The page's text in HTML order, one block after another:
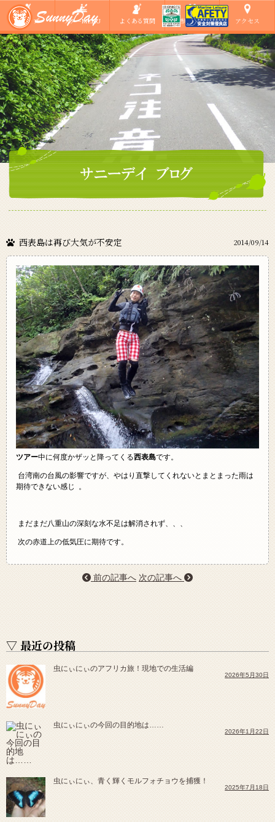
ショップ ツアーMENU よくある質問 ご参加の方へ アクセス
西表島は再び大気が不安定 2014/09/14
ツアー中に何度かザッと降ってくる西表島です。
台湾南の台風の影響ですが、やはり直撃してくれないとまとまった雨は
期待できない感じ 。
まだまだ八重山の深刻な水不足は解消されず、、、
次の赤道上の低気圧に期待です。
前の記事へ 次の記事へ
▽ 最近の投稿
虫にぃにぃのアフリカ旅！現地での生活編
2026年5月30日
虫にぃにぃの今回の目的地は……
2026年1月22日
虫にぃにぃ、青く輝くモルフォチョウを捕獲！
2025年7月18日